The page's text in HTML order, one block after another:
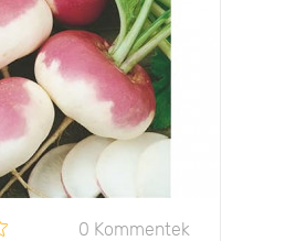
0 Kommentek